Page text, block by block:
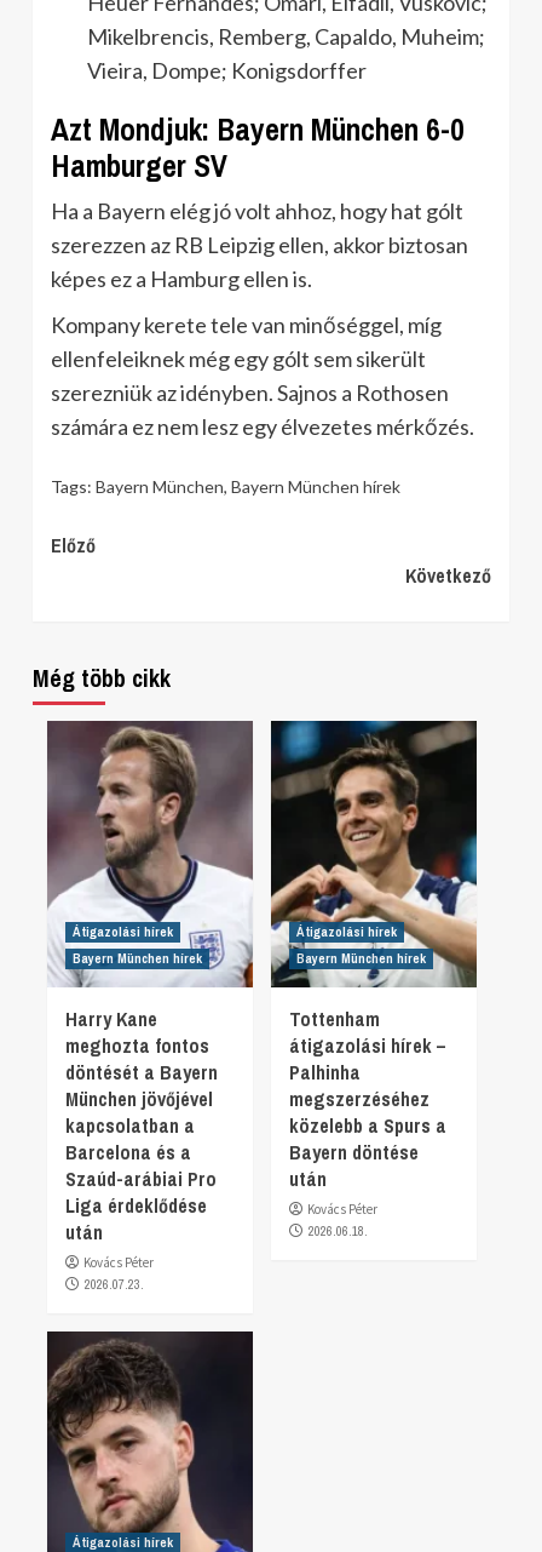
Mikelbrencis, Remberg, Capaldo, Muheim;
Vieira, Dompe; Konigsdorffer
Azt Mondjuk: Bayern München 6-0
Hamburger SV
Ha a Bayern elég jó volt ahhoz, hogy hat gólt
szerezzen az RB Leipzig ellen, akkor biztosan
képes ez a Hamburg ellen is.
Kompany kerete tele van minőséggel, míg
ellenfeleiknek még egy gólt sem sikerült
szerezniük az idényben. Sajnos a Rothosen
számára ez nem lesz egy élvezetes mérkőzés.
Tags: Bayern München, Bayern München hírek
Continue
Előző
Következő
Még több cikk
Átigazolási hírek
Bayern München hírek
Harry Kane
meghozta fontos
döntését a Bayern
München jövőjével
kapcsolatban a
Barcelona és a
Szaúd-arábiai Pro
Liga érdeklődése
után
Kovács Péter
2026.07.23.
Átigazolási hírek
Bayern München hírek
Tottenham
átigazolási hírek –
Palhinha
megszerzéséhez
közelebb a Spurs a
Bayern döntése
után
Kovács Péter
2026.06.18.
Átigazolási hírek